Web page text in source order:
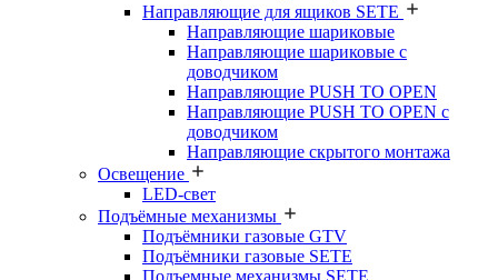
Направляющие для ящиков SETE
Направляющие шариковые
Направляющие шариковые с
доводчиком
Направляющие PUSH TO OPEN
Направляющие PUSH TO OPEN с
доводчиком
Направляющие скрытого монтажа
Освещение
LED-свет
Подъёмные механизмы
Подъёмники газовые GTV
Подъёмники газовые SETE
Подъемные механизмы SETE